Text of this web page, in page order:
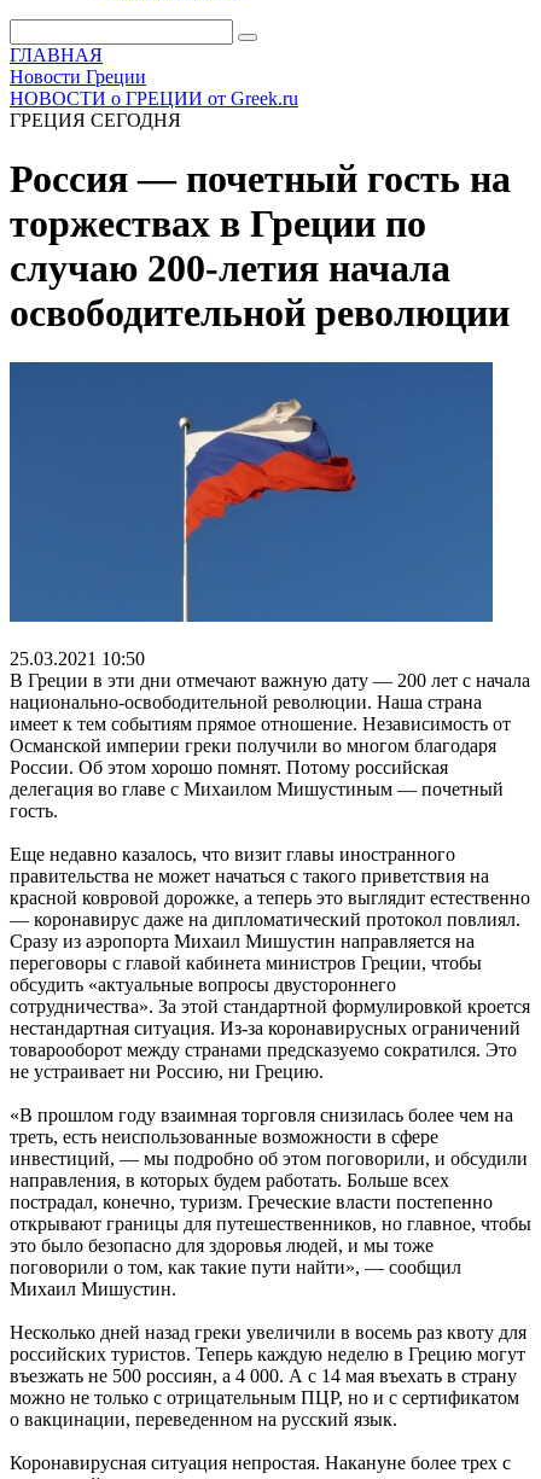
ГЛАВНАЯ
Новости Греции
НОВОСТИ о ГРЕЦИИ от Greek.ru
ГРЕЦИЯ СЕГОДНЯ
Россия — почетный гость на
торжествах в Греции по
случаю 200-летия начала
освободительной революции
25.03.2021 10:50
В Греции в эти дни отмечают важную дату — 200 лет с начала
национально-освободительной революции. Наша страна
имеет к тем событиям прямое отношение. Независимость от
Османской империи греки получили во многом благодаря
России. Об этом хорошо помнят. Потому российская
делегация во главе с Михаилом Мишустиным — почетный
гость.
Еще недавно казалось, что визит главы иностранного
правительства не может начаться с такого приветствия на
красной ковровой дорожке, а теперь это выглядит естественно
— коронавирус даже на дипломатический протокол повлиял.
Сразу из аэропорта Михаил Мишустин направляется на
переговоры с главой кабинета министров Греции, чтобы
обсудить «актуальные вопросы двустороннего
сотрудничества». За этой стандартной формулировкой кроется
нестандартная ситуация. Из-за коронавирусных ограничений
товарооборот между странами предсказуемо сократился. Это
не устраивает ни Россию, ни Грецию.
«В прошлом году взаимная торговля снизилась более чем на
треть, есть неиспользованные возможности в сфере
инвестиций, — мы подробно об этом поговорили, и обсудили
направления, в которых будем работать. Больше всех
пострадал, конечно, туризм. Греческие власти постепенно
открывают границы для путешественников, но главное, чтобы
это было безопасно для здоровья людей, и мы тоже
поговорили о том, как такие пути найти», — сообщил
Михаил Мишустин.
Несколько дней назад греки увеличили в восемь раз квоту для
российских туристов. Теперь каждую неделю в Грецию могут
въезжать не 500 россиян, а 4 000. А с 14 мая въехать в страну
можно не только с отрицательным ПЦР, но и с сертификатом
о вакцинации, переведенном на русский язык.
Коронавирусная ситуация непростая. Накануне более трех с